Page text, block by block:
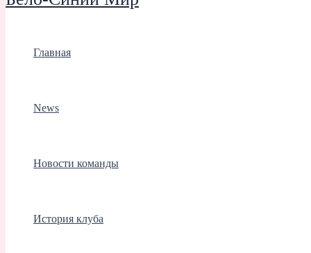
Главная
News
Новости команды
История клуба